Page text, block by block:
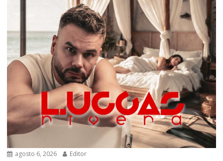
agosto 6, 2026 Editor